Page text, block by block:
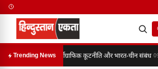
Trending Newsकार्टोग्राफिक कूटनीति और भारत-चीन संबंध